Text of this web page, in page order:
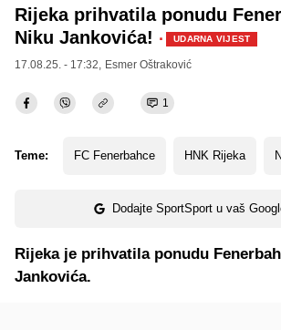
Rijeka prihvatila ponudu
Niku Jankovića! · UDARNA VIJEST
17.08.25. - 17:32, Esmer Oštraković
1
Teme: FC Fenerbahce HNK Rijeka
Dodajte SportSport u vaš
Rijeka je prihvatila ponudu
Jankovića.